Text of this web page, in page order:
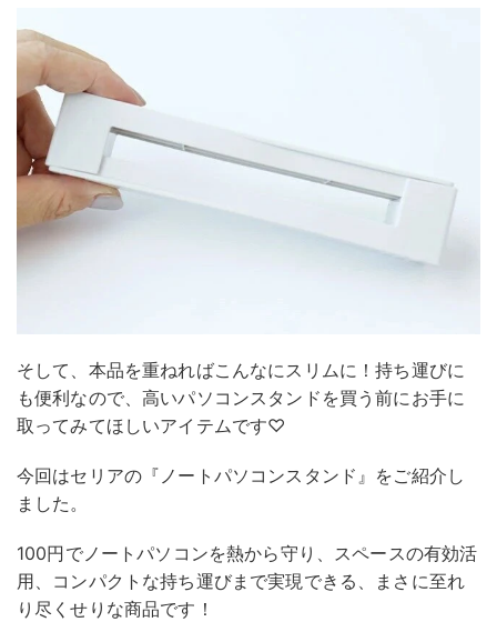
そして、本品を重ねればこんなにスリムに！持ち運びに
も便利なので、高いパソコンスタンドを買う前にお手に
取ってみてほしいアイテムです♡
今回はセリアの『ノートパソコンスタンド』をご紹介し
ました。
100円でノートパソコンを熱から守り、スペースの有効活
用、コンパクトな持ち運びまで実現できる、まさに至れ
り尽くせりな商品です！